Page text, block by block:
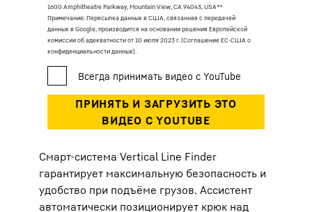
1600 Amphitheatre Parkway, Mountain View, CA 94043, USA**
Примечание: Пересылка данных в США, связанная с передачей
данных в Google, производится на основании решения Европейской
комиссии об адекватности от 10 июля 2023 г. (Соглашение ЕС-США о
конфиденциальности данных).
Смарт-система Vertical Line Finder
гарантирует максимальную безопасность и
удобство при подъёме грузов. Ассистент
автоматически позиционирует крюк над